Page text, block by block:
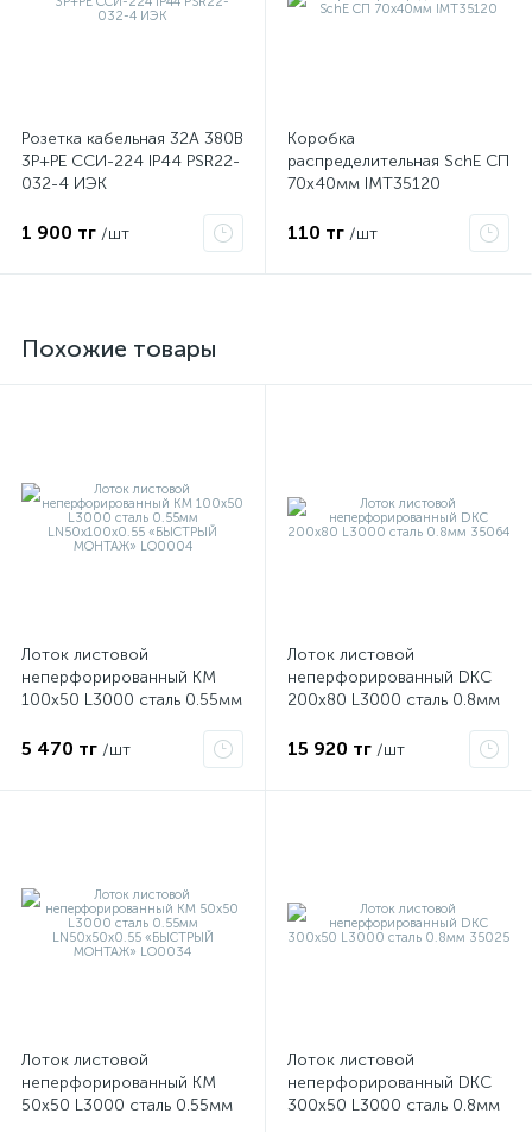
Розетка кабельная 32А 380В
3P+PЕ ССИ-224 IP44 PSR22-
032-4 ИЭК
1 900 тг /шт
Коробка
распределительная SchE СП
70х40мм IMT35120
110 тг /шт
Похожие товары
Лоток листовой
неперфорированный КМ
100х50 L3000 сталь 0.55мм
МОНТАЖ» LO0004
5 470 тг /шт
Лоток листовой
неперфорированный DKC
200х80 L3000 сталь 0.8мм
15 920 тг /шт
Лоток листовой
неперфорированный КМ
50х50 L3000 сталь 0.55мм
Лоток листовой
неперфорированный DKC
300х50 L3000 сталь 0.8мм